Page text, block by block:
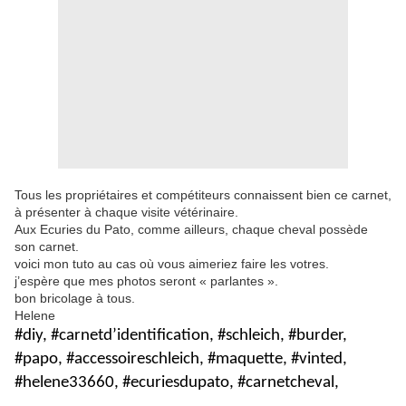
Tous les propriétaires et compétiteurs connaissent bien ce carnet,
à présenter à chaque visite vétérinaire.
Aux Ecuries du Pato, comme ailleurs, chaque cheval possède
son carnet.
voici mon tuto au cas où vous aimeriez faire les votres.
j’espère que mes photos seront « parlantes ».
bon bricolage à tous.
Helene
#diy, #carnetd’identification, #schleich, #burder,
#papo, #accessoireschleich, #maquette, #vinted,
#helene33660, #ecuriesdupato, #carnetcheval,